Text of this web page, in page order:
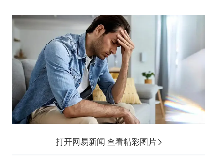
打开网易新闻 查看精彩图片